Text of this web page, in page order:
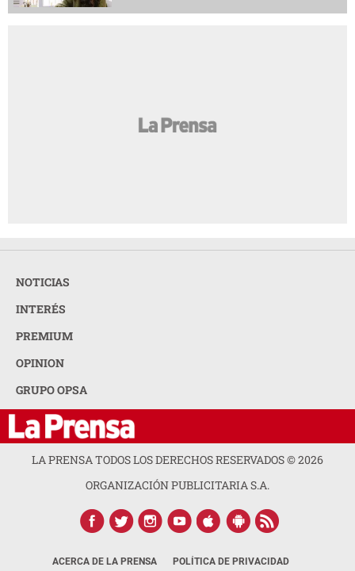
NOTICIAS
INTERÉS
PREMIUM
OPINION
GRUPO OPSA
LA PRENSA TODOS LOS DERECHOS RESERVADOS ©2026
ORGANIZACIÓN PUBLICITARIA S.A.
ACERCA DE LA PRENSA POLÍTICA DE PRIVACIDAD